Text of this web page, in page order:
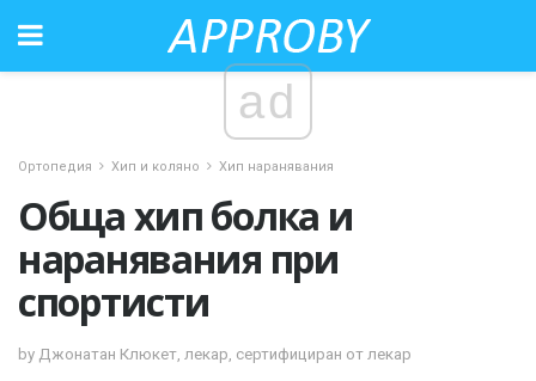
ad
Ортопедия Хип и коляно Хип наранявания
Обща хип болка и
наранявания при
спортисти
by Джонатан Клюкет, лекар, сертифициран от лекар